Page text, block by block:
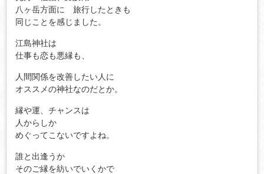
八ヶ岳方面に 旅行したときも
同じことを感じました。
江島神社は
仕事も恋も悪縁も、
人間関係を改善したい人に
オススメの神社なのだとか。
縁や運、チャンスは
人からしか
めぐってこないですよね。
誰と出逢うか
そのご縁を紡いでいくかで